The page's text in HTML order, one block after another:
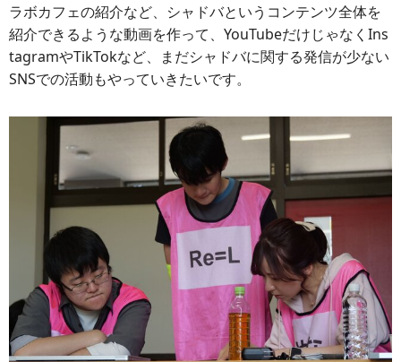
ラボカフェの紹介など、シャドバというコンテンツ全体を
紹介できるような動画を作って、YouTubeだけじゃなくIns
tagramやTikTokなど、まだシャドバに関する発信が少ない
SNSでの活動もやっていきたいです。